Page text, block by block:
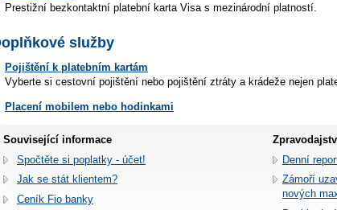
Prestižní bezkontaktní platební karta Visa s mezinárodní platností.
služby
Pojištění k platebním kartám
Vyberte si cestovní pojištění nebo pojištění ztráty a krádeže nejen
Placení mobilem nebo hodinkami
Související informace
Spočtěte si poplatky - účet!
Jak se stát klientem?
Ceník Fio banky
Denní
Zámoří
nových